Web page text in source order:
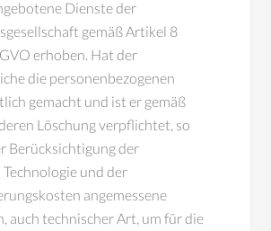
Dienste der
gemäß Artikel 8
erhoben. Hat der
die personenbezogenen
gemacht und ist er gemäß
Löschung verpflichtet, so
Berücksichtigung der
und der
angemessene
auch technischer Art, um für die